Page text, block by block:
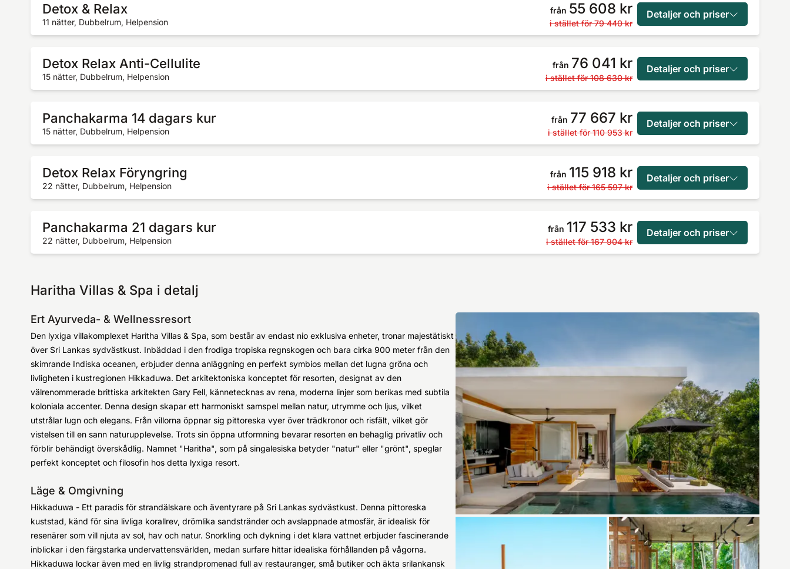
Detox & Relax
11 nätter, Dubbelrum, Helpension
från 55 608 kr
i stället för 79 440 kr
Detaljer och priser
Detox Relax Anti-Cellulite
15 nätter, Dubbelrum, Helpension
från 76 041 kr
i stället för 108 630 kr
Detaljer och priser
Panchakarma 14 dagars kur
15 nätter, Dubbelrum, Helpension
från 77 667 kr
i stället för 110 953 kr
Detaljer och priser
Detox Relax Föryngring
22 nätter, Dubbelrum, Helpension
från 115 918 kr
i stället för 165 597 kr
Detaljer och priser
Panchakarma 21 dagars kur
22 nätter, Dubbelrum, Helpension
från 117 533 kr
i stället för 167 904 kr
Detaljer och priser
Haritha Villas & Spa i detalj
Ert Ayurveda- & Wellnessresort
Den lyxiga villakomplexet Haritha Villas & Spa, som består av endast nio exklusiva enheter, tronar majestätiskt
över Sri Lankas sydvästkust. Inbäddad i den frodiga tropiska regnskogen och bara cirka 900 meter från den
skimrande Indiska oceanen, erbjuder denna anläggning en perfekt symbios mellan det lugna gröna och
livligheten i kustregionen Hikkaduwa. Det arkitektoniska konceptet för resorten, designat av den
välrenommerade brittiska arkitekten Gary Fell, kännetecknas av rena, moderna linjer som berikas med subtila
koloniala accenter. Denna design skapar ett harmoniskt samspel mellan natur, utrymme och ljus, vilket
utstrålar lugn och elegans. Från villorna öppnar sig pittoreska vyer över trädkronor och risfält, vilket gör
vistelsen till en sann naturupplevelse. Trots sin öppna utformning bevarar resorten en behaglig privatliv och
förblir behändigt överskådlig. Namnet "Haritha", som på singalesiska betyder "natur" eller "grönt", speglar
perfekt konceptet och filosofin hos detta lyxiga resort.
Läge & Omgivning
Hikkaduwa - Ett paradis för strandälskare och äventyrare på Sri Lankas sydvästkust. Denna pittoreska
kuststad, känd för sina livliga korallrev, drömlika sandstränder och avslappnade atmosfär, är idealisk för
resenärer som vill njuta av sol, hav och natur. Snorkling och dykning i det klara vattnet erbjuder fascinerande
inblickar i den färgstarka undervattensvärlden, medan surfare hittar idealiska förhållanden på vågorna.
Hikkaduwa lockar även med en livlig strandpromenad full av restauranger, små butiker och äkta srilankansk